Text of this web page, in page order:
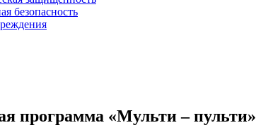
безопасность
программа «Мульти – пульти»